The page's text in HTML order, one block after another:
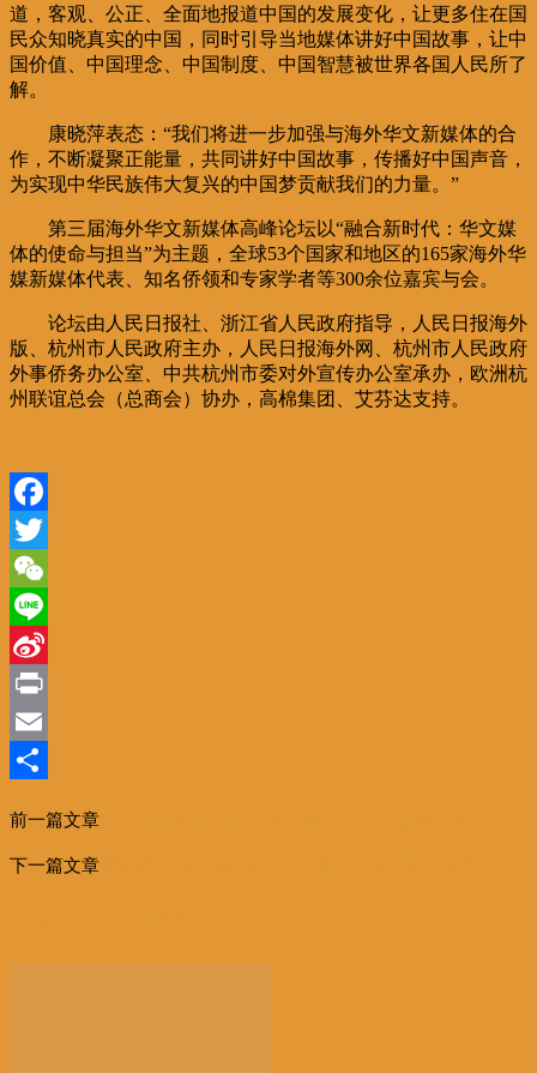
道，客观、公正、全面地报道中国的发展变化，让更多住在国
民众知晓真实的中国，同时引导当地媒体讲好中国故事，让中
国价值、中国理念、中国制度、中国智慧被世界各国人民所了
解。
康晓萍表态：“我们将进一步加强与海外华文新媒体的合
作，不断凝聚正能量，共同讲好中国故事，传播好中国声音，
为实现中华民族伟大复兴的中国梦贡献我们的力量。”
第三届海外华文新媒体高峰论坛以“融合新时代：华文媒
体的使命与担当”为主题，全球53个国家和地区的165家海外华
媒新媒体代表、知名侨领和专家学者等300余位嘉宾与会。
论坛由人民日报社、浙江省人民政府指导，人民日报海外
版、杭州市人民政府主办，人民日报海外网、杭州市人民政府
外事侨务办公室、中共杭州市委对外宣传办公室承办，欧洲杭
州联谊总会（总商会）协办，高棉集团、艾芬达支持。
Facebook
Twitter
WeChat
Line
Sina
Weibo
Print
Email
前一篇文章
下一篇文章